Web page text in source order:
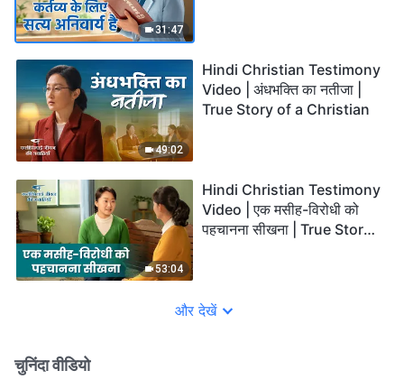
31:47
49:02
Hindi Christian Testimony
Video | अंधभक्ति का नतीजा |
True Story of a Christian
53:04
Hindi Christian Testimony
Video | एक मसीह-विरोधी को
पहचानना सीखना | True Story
और देखें
चुनिंदा वीडियो